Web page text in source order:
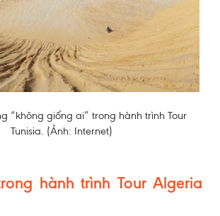
“không giống ai” trong hành trình Tour
Tunisia. (Ảnh: Internet)
hành trình Tour Algeria